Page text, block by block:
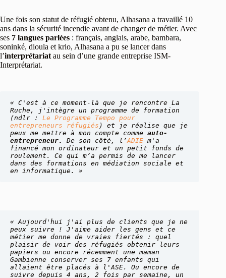
Une fois son statut de réfugié obtenu, Alhasana a travaillé 10
ans dans la sécurité incendie avant de changer de métier. Avec
ses 7 langues parlées : français, anglais, arabe, bambara,
soninké, dioula et krio, Alhasana a pu se lancer dans
l’interprétariat au sein d’une grande entreprise ISM-
Interprétariat.
« C'est à ce moment-là que je rencontre La
Ruche, j'intègre un programme de formation
(ndlr : Le Programme Tempo pour
entrepreneurs réfugiés ) et je réalise que je
peux me mettre à mon compte comme auto-
entrepreneur.
De son côté, l’ADIE m'a
financé mon ordinateur et un petit fonds de
roulement. Ce qui m’a permis de me lancer
dans des formations en médiation sociale et
en informatique. »
« Aujourd'hui j'ai plus de clients que je ne
peux suivre ! J'aime aider les gens et ce
métier me donne de vraies fiertés : quel
plaisir de voir des réfugiés obtenir leurs
papiers ou encore récemment une maman
Gambienne conserver ses 7 enfants qui
allaient être placés à l'ASE. Ou encore de
suivre depuis 4 ans, 2 fois par semaine, un